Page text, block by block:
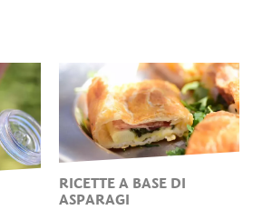
RICETTE A BASE DI
ASPARAGI